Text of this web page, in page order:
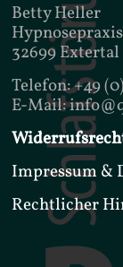
Betty Heller
Hypnosepraxis
32699 Extertal
Telefon: +49
E-Mail:
Impressum &
Rechtlicher